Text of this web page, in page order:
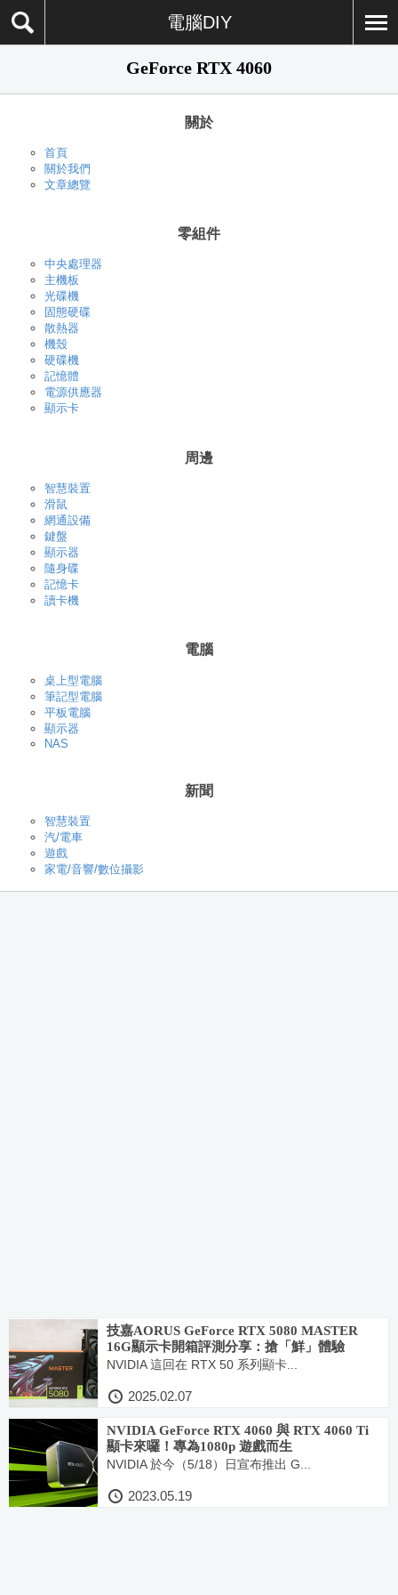
電腦DIY
GeForce RTX 4060
關於
首頁
關於我們
文章總覽
零組件
中央處理器
主機板
光碟機
固態硬碟
散熱器
機殼
硬碟機
記憶體
電源供應器
顯示卡
周邊
智慧裝置
滑鼠
網通設備
鍵盤
顯示器
隨身碟
記憶卡
讀卡機
電腦
桌上型電腦
筆記型電腦
平板電腦
顯示器
NAS
新聞
智慧裝置
汽/電車
遊戲
家電/音響/數位攝影
技嘉AORUS GeForce RTX 5080 MASTER
16G顯示卡開箱評測分享：搶「鮮」體驗
DLSS4等新技術+料好實在效能優異！
NVIDIA 這回在 RTX 50 系列顯卡...
2025.02.07
NVIDIA GeForce RTX 4060 與 RTX 4060 Ti
顯卡來囉！專為1080p 遊戲而生
NVIDIA 於今（5/18）日宣布推出 G...
2023.05.19